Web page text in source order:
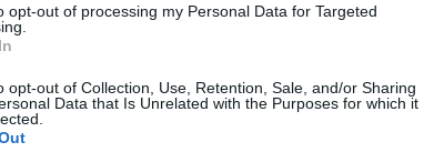
opt-out of processing my Personal Data for Targeted
opt-out of Collection, Use, Retention, Sale, and/or Sharing
Data that Is Unrelated with the Purposes for which it
Οι χρήστες της πλατφόρμας δεν
που δεν λείπουν από το καλάθι των
βασικές καθημερινές ανάγκες.